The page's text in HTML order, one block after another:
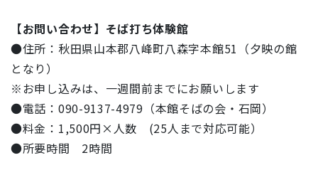
【お問い合わせ】そば打ち体験館
●住所：秋田県山本郡八峰町八森字本館51（夕映の館
となり）
※お申し込みは、一週間前までにお願いします
●電話：090-9137-4979（本館そばの会・石岡）
●料金：1,500円×人数 (25人まで対応可能）
●所要時間 2時間